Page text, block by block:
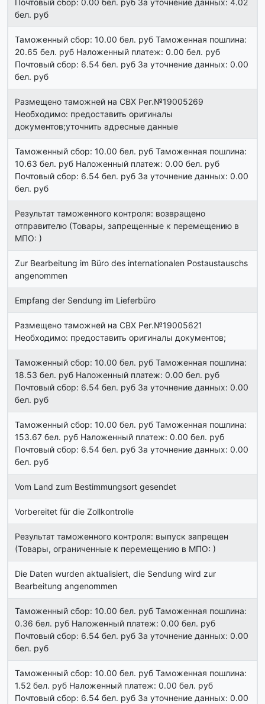
Почтовый сбор: 0.00 бел. руб За уточнение данных: 4.02
бел. руб
Таможенный сбор: 10.00 бел. руб Таможенная пошлина:
20.65 бел. руб Наложенный платеж: 0.00 бел. руб
Почтовый сбор: 6.54 бел. руб За уточнение данных: 0.00
бел. руб
Размещено таможней на СВХ Рег.№19005269
Необходимо: предоставить оригиналы
документов;уточнить адресные данные
Таможенный сбор: 10.00 бел. руб Таможенная пошлина:
10.63 бел. руб Наложенный платеж: 0.00 бел. руб
Почтовый сбор: 6.54 бел. руб За уточнение данных: 0.00
бел. руб
Результат таможенного контроля: возвращено
отправителю (Товары, запрещенные к перемещению в
МПО: )
Zur Bearbeitung im Büro des internationalen Postaustauschs
angenommen
Empfang der Sendung im Lieferbüro
Размещено таможней на СВХ Рег.№19005621
Необходимо: предоставить оригиналы документов;
Таможенный сбор: 10.00 бел. руб Таможенная пошлина:
18.53 бел. руб Наложенный платеж: 0.00 бел. руб
Почтовый сбор: 6.54 бел. руб За уточнение данных: 0.00
бел. руб
Таможенный сбор: 10.00 бел. руб Таможенная пошлина:
153.67 бел. руб Наложенный платеж: 0.00 бел. руб
Почтовый сбор: 6.54 бел. руб За уточнение данных: 0.00
бел. руб
Vom Land zum Bestimmungsort gesendet
Vorbereitet für die Zollkontrolle
Результат таможенного контроля: выпуск запрещен
(Товары, ограниченные к перемещению в МПО: )
Die Daten wurden aktualisiert, die Sendung wird zur
Bearbeitung angenommen
Таможенный сбор: 10.00 бел. руб Таможенная пошлина:
0.36 бел. руб Наложенный платеж: 0.00 бел. руб
Почтовый сбор: 6.54 бел. руб За уточнение данных: 0.00
бел. руб
Таможенный сбор: 10.00 бел. руб Таможенная пошлина:
1.52 бел. руб Наложенный платеж: 0.00 бел. руб
Почтовый сбор: 6.54 бел. руб За уточнение данных: 0.00